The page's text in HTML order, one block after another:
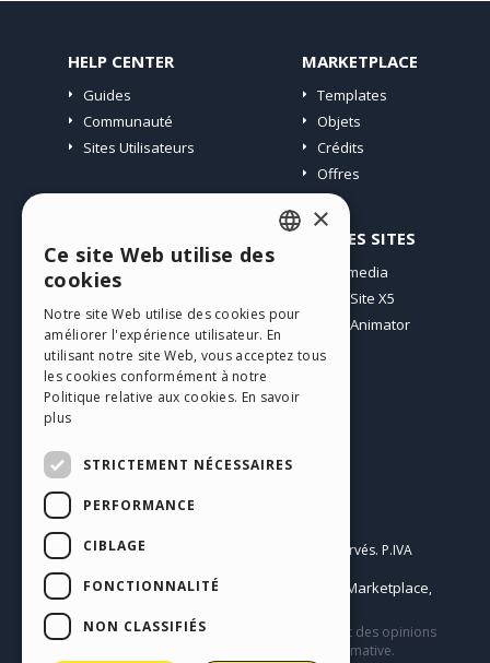
HELP CENTER
Guides
Communauté
Sites Utilisateurs
MARKETPLACE
Templates
Objets
Crédits
Offres
Mes Messages
Télécharger
Espace Web
Mes Crédits
AUTRES SITES
Incomedia
WebSite X5
WebAnimator
Français
Copyright © 2026
Tous droits réservés. P.IVA
IT07514640015
Conditions d'utilisation WebSite X5:
Help Center / Marketplace,
Ce site contient des contenus, des commentaires et des opinions
soumis par les utilisateurs et n’a qu’une valeur informative.
ENGLISH
GERMAN
SPANISH
×
Ce site Web utilise des
cookies
Notre site Web utilise des cookies pour
améliorer l'expérience utilisateur. En
utilisant notre site Web, vous acceptez tous
les cookies conformément à notre
Politique relative aux cookies. En savoir
plus
STRICTEMENT NÉCESSAIRES
PERFORMANCE
CIBLAGE
FONCTIONNALITÉ
NON CLASSIFIÉS